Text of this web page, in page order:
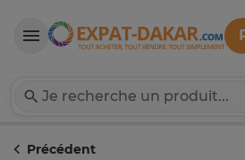
Expat-Dakar
Précédent